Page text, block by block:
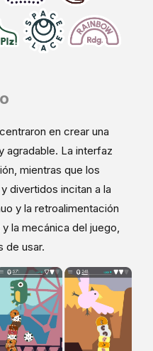
en crear una
agradable. La interfaz
mientras que los
divertidos incitan a la
y la retroalimentación
la mecánica del juego,
de usar.